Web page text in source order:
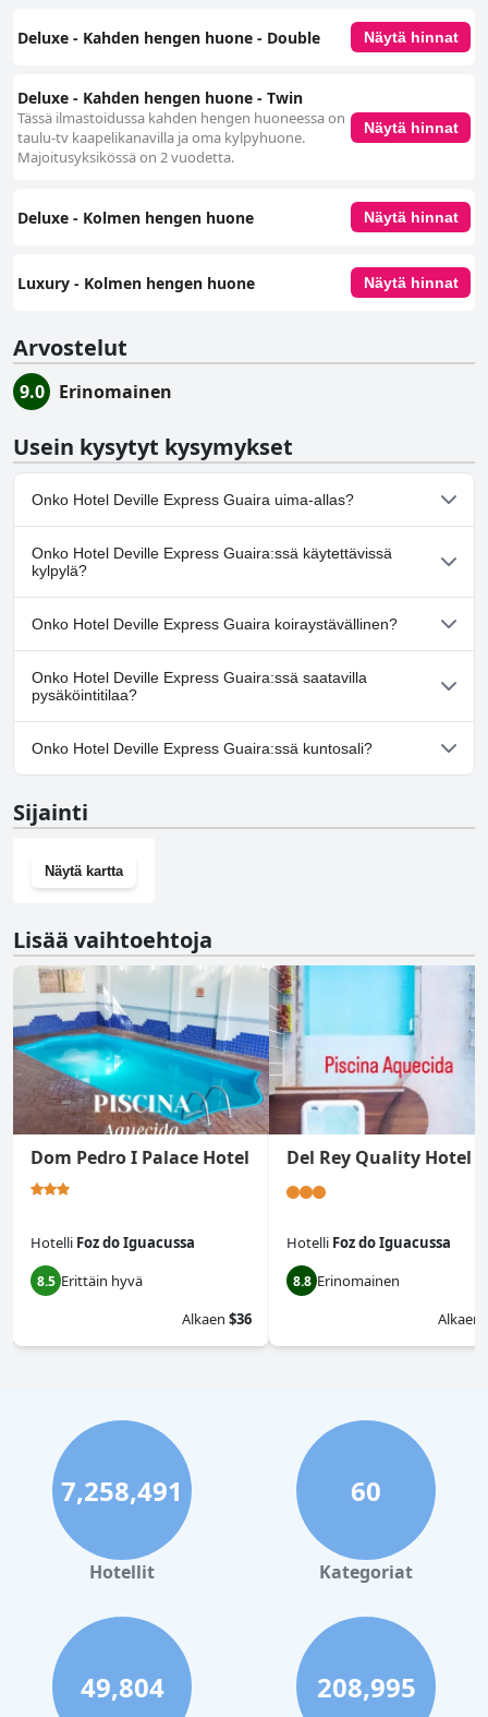
Deluxe - Kahden hengen huone - Double Näytä hinnat
Deluxe - Kahden hengen huone - Twin
Tässä ilmastoidussa kahden hengen huoneessa on
taulu-tv kaapelikanavilla ja oma kylpyhuone.
Majoitusyksikössä on 2 vuodetta.
Näytä hinnat
Deluxe - Kolmen hengen huone Näytä hinnat
Luxury - Kolmen hengen huone Näytä hinnat
Arvostelut
9.0 Erinomainen
Usein kysytyt kysymykset
Onko Hotel Deville Express Guaira uima-allas?
Kyllä, Hotel Deville Express Guaira:ssä on uima-allas/altaita, jotka
kuuluvat yhteen tai useampaan seuraavista luokista: Ulkouima-
allas.
Onko Hotel Deville Express Guaira:ssä käytettävissä
kylpylä?
Ei, Hotel Deville Express Guaira ei tarjoa kylpylää.
Onko Hotel Deville Express Guaira koiraystävällinen?
Kyllä, Hotel Deville Express Guaira toivottaa koirat tervetulleiksi.
Onko Hotel Deville Express Guaira:ssä saatavilla
pysäköintitilaa?
Kyllä, Hotel Deville Express Guaira tarjoaa
pysäköintimahdollisuuden.
Onko Hotel Deville Express Guaira:ssä kuntosali?
Sijainti
Näytä kartta
Lisää vaihtoehtoja
Dom Pedro I Palace Hotel
Hotelli Foz do Iguacussa
8.5 Erittäin hyvä
Alkaen $36
Del Rey Quality Hotel
Hotelli Foz do Iguacussa
8.8 Erinomainen
Alkaen
7,258,491
Hotellit
60
Kategoriat
49,804 208,995